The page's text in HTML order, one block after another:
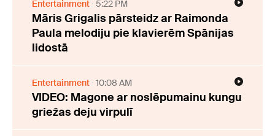
Entertainment 5:22 PM
Māris Grigalis pārsteidz ar Raimonda
Paula melodiju pie klavierēm Spānijas
lidostā
Entertainment 10:08 AM
VIDEO: Magone ar noslēpumainu kungu
griežas deju virpulī